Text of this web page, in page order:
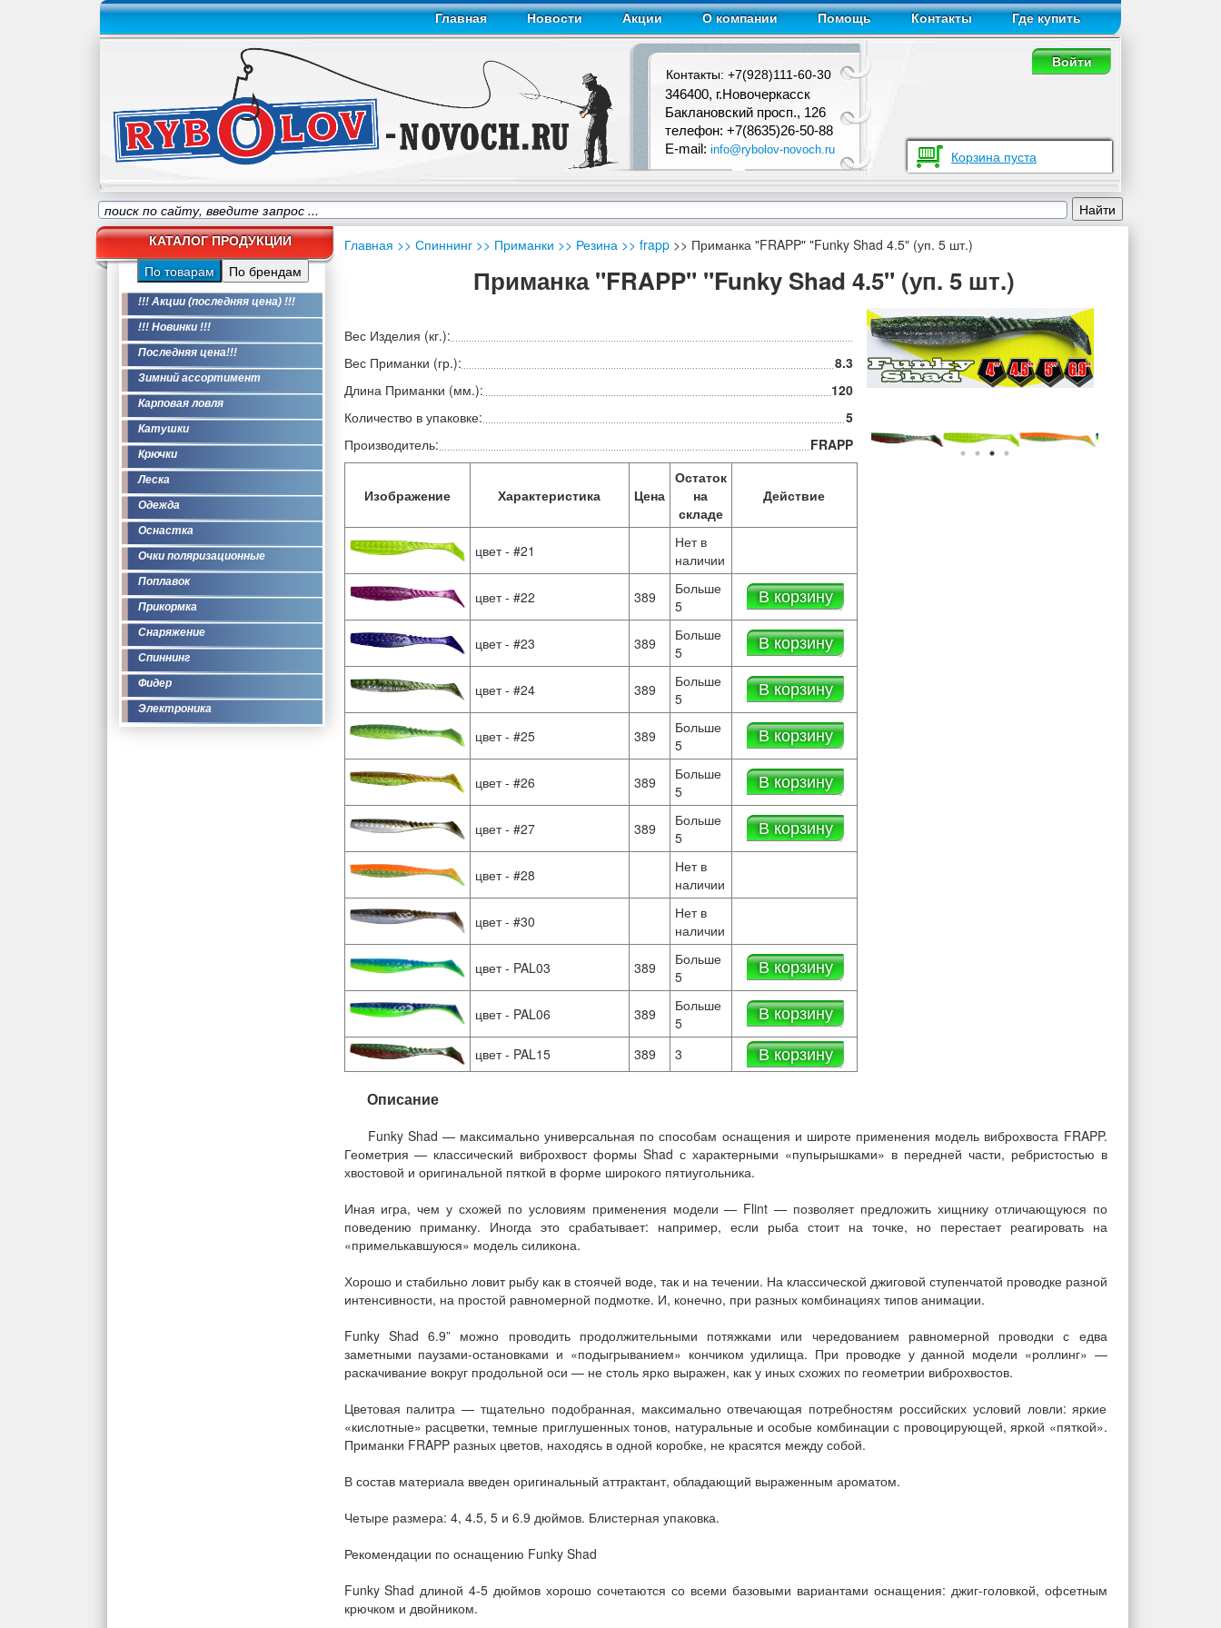
Главная Новости Акции О компании Помощь Контакты Где купить
Контакты: +7(928)111-60-30
346400, г.Новочеркасск
Баклановский просп., 126
телефон: +7(8635)26-50-88
E-mail: info@rybolov-novoch.ru
Войти
Корзина пуста
КАТАЛОГ ПРОДУКЦИИ
По товарам По брендам
!!! Акции (последняя цена) !!!
!!! Новинки !!!
Последняя цена!!!
Зимний ассортимент
Карповая ловля
Катушки
Крючки
Леска
Одежда
Оснастка
Очки поляризационные
Поплавок
Прикормка
Снаряжение
Спиннинг
Фидер
Электроника
Главная >> Спиннинг>> Приманки >> Резина>> frapp>> Приманка "FRAPP" "Funky Shad 4.5" (уп. 5 шт.)
Приманка "FRAPP" "Funky Shad 4.5" (уп. 5 шт.)
Вес Изделия (кг.):
Вес Приманки (гр.):
8.3
Длина Приманки (мм.):
120
Количество в упаковке:
5
Производитель:
FRAPP
Изображение Характеристика Цена
Остаток
на
складе
Действие
цвет - #21
Нет в
наличии
цвет - #22 389
Больше
5
В корзину
цвет - #23 389
Больше
5
В корзину
цвет - #24 389
Больше
5
В корзину
цвет - #25 389
Больше
5
В корзину
цвет - #26 389
Больше
5
В корзину
цвет - #27 389
Больше
5
В корзину
цвет - #28
Нет в
наличии
цвет - #30
Нет в
наличии
цвет - PAL03 389
Больше
5
В корзину
цвет - PAL06 389
Больше
5
В корзину
цвет - PAL15 389 3 В корзину
Описание
Funky Shad — максимально универсальная по способам оснащения и широте применения модель виброхвоста FRAPP.
Геометрия — классический виброхвост формы Shad с характерными «пупырышками» в передней части, ребристостью в
хвостовой и оригинальной пяткой в форме широкого пятиугольника.
Иная игра, чем у схожей по условиям применения модели — Flint — позволяет предложить хищнику отличающуюся по
поведению приманку. Иногда это срабатывает: например, если рыба стоит на точке, но перестает реагировать на
«примелькавшуюся» модель силикона.
Хорошо и стабильно ловит рыбу как в стоячей воде, так и на течении. На классической джиговой ступенчатой проводке разной
интенсивности, на простой равномерной подмотке. И, конечно, при разных комбинациях типов анимации.
Funky Shad 6.9” можно проводить продолжительными потяжками или чередованием равномерной проводки с едва
заметными паузами-остановками и «подыгрыванием» кончиком удилища. При проводке у данной модели «роллинг» —
раскачивание вокруг продольной оси — не столь ярко выражен, как у иных схожих по геометрии виброхвостов.
Цветовая палитра — тщательно подобранная, максимально отвечающая потребностям российских условий ловли: яркие
«кислотные» расцветки, темные приглушенных тонов, натуральные и особые комбинации с провоцирующей, яркой «пяткой».
Приманки FRAPP разных цветов, находясь в одной коробке, не красятся между собой.
В состав материала введен оригинальный аттрактант, обладающий выраженным ароматом.
Четыре размера: 4, 4.5, 5 и 6.9 дюймов. Блистерная упаковка.
Рекомендации по оснащению Funky Shad
Funky Shad длиной 4-5 дюймов хорошо сочетаются со всеми базовыми вариантами оснащения: джиг-головкой, офсетным
крючком и двойником.